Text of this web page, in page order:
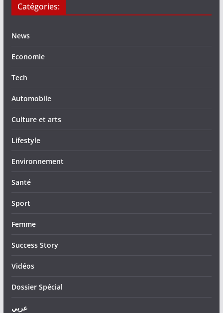
Catégories:
News
Economie
Tech
Automobile
Culture et arts
Lifestyle
Environnement
Santé
Sport
Femme
Success Story
Vidéos
Dossier Spécial
عربي